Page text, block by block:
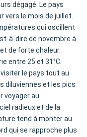
dégagé. Le pays
vers le mois de juillet.
qui oscillent
à-dire de novembre à
de forte chaleur.
entre 25 et 31°C.
le pays tout au
diluviennes et les pics
voyager au
radieux et de la
tend à monter au
qui se rapproche plus